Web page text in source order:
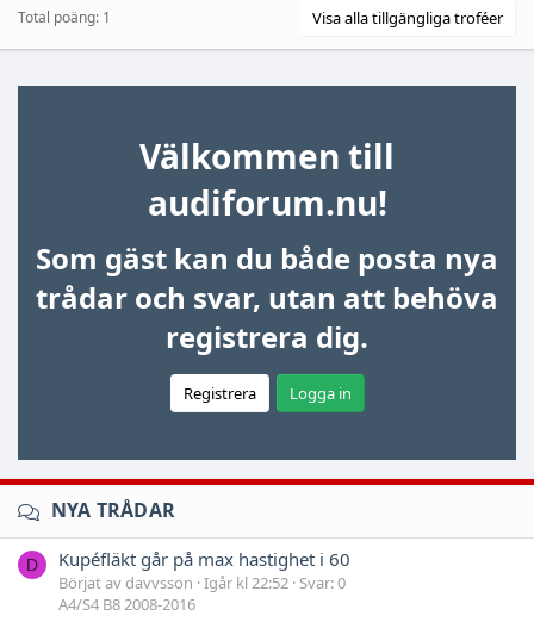
Total poäng: 1 Visa alla tillgängliga troféer
Välkommen till
audiforum.nu!
Som gäst kan du både posta nya
trådar och svar, utan att behöva
registrera dig.
Registrera Logga in
NYA TRÅDAR
D Kupéfläkt går på max hastighet i 60
Börjat av davvsson Igår kl 22:52 Svar: 0
A4/S4 B8 2008-2016